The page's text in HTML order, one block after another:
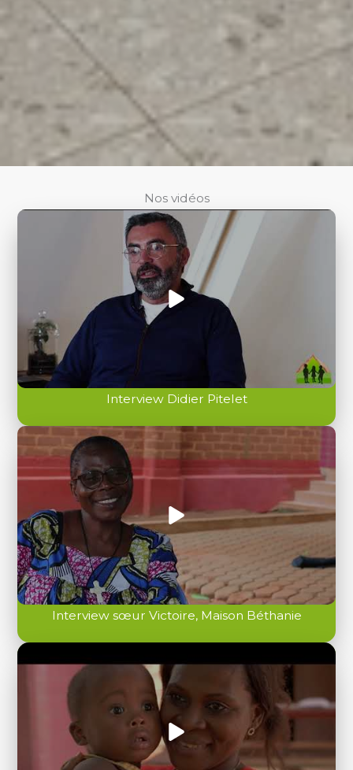
Nos vidéos
Interview Didier Pitelet
Interview sœur Victoire, Maison Béthanie